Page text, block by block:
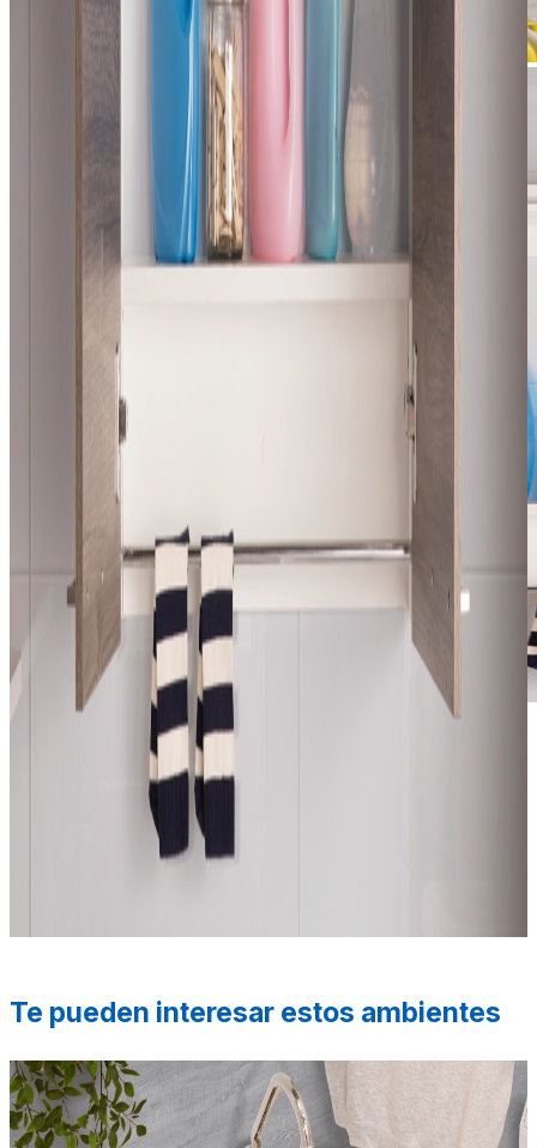
*Las fotografías de productos y ambientes son
ilustrativas, algunos atributos de color y textura pueden
variar de acuerdo a la resolución de tu pantalla y diferir
Te pueden interesar estos ambientes